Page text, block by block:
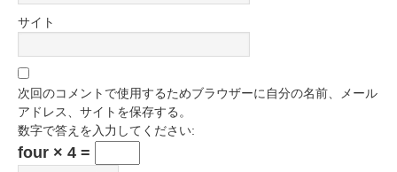
サイト
次回のコメントで使用するためブラウザーに自分の名前、メール
アドレス、サイトを保存する。
数字で答えを入力してください:
four × 4 =